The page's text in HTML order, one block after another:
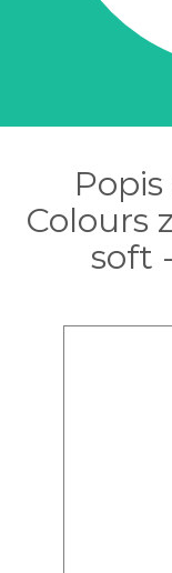
Colours
soft